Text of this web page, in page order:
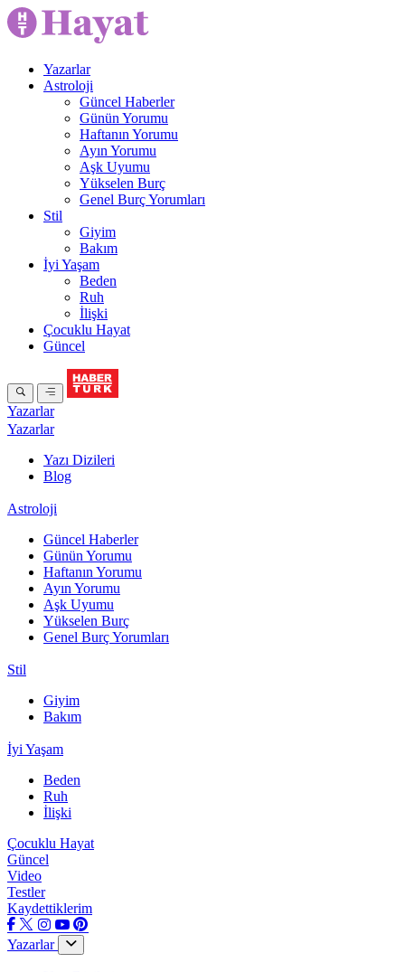
Yazarlar
Astroloji
Güncel Haberler
Günün Yorumu
Haftanın Yorumu
Ayın Yorumu
Aşk Uyumu
Yükselen Burç
Genel Burç Yorumları
Stil
Giyim
Bakım
İyi Yaşam
Beden
Ruh
İlişki
Çocuklu Hayat
Güncel
Yazarlar
Yazarlar
Yazı Dizileri
Blog
Astroloji
Güncel Haberler
Günün Yorumu
Haftanın Yorumu
Ayın Yorumu
Aşk Uyumu
Yükselen Burç
Genel Burç Yorumları
Stil
Giyim
Bakım
İyi Yaşam
Beden
Ruh
İlişki
Çocuklu Hayat
Güncel
Video
Testler
Kaydettiklerim
Yazarlar